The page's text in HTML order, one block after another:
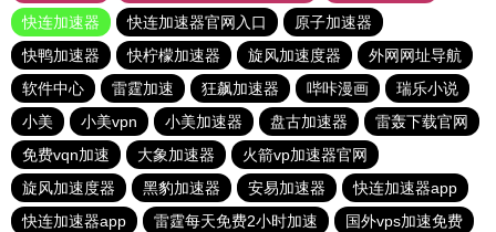
快连加速器
快连加速器官网入口
原子加速器
快鸭加速器
快柠檬加速器 旋风加速度器
外网网址导航
软件中心
雷霆加速 狂飙加速器 哔咔漫画
瑞乐小说
小美
小美vpn 小美加速器 盘古加速器
雷轰下载官网
免费vqn加速
大象加速器
火箭vp加速器官网
旋风加速度器
黑豹加速器 安易加速器
快连加速器app
快连加速器app
雷霆每天免费2小时加速
国外vps加速免费